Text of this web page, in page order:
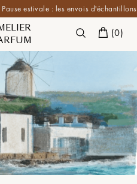
estivale : les envois d'échantillons
(0)